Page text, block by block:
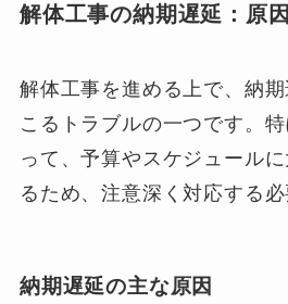
解体工事の納期遅延：原
解体工事を進める上で、納
こるトラブルの一つです。
って、予算やスケジュール
るため、注意深く対応する必
納期遅延の主な原因